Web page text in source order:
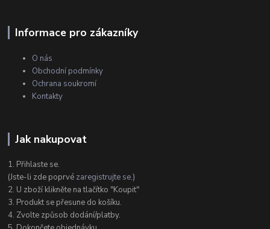
Informace pro zákazníky
O nás
Obchodní podmínky
Ochrana soukromí
Kontakty
Jak nakupovat
1. Přihlaste se.
(Jste-li zde poprvé zaregistrujte se.)
2. U zboží klikněte na tlačítko "Koupit"
3. Produkt se přesune do košíku.
4. Zvolte způsob dodání/platby.